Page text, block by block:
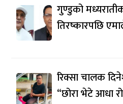
गुण्डुको
तिरष्कारपछि
रिक्सा चालक
“छोरा भेटे आधा